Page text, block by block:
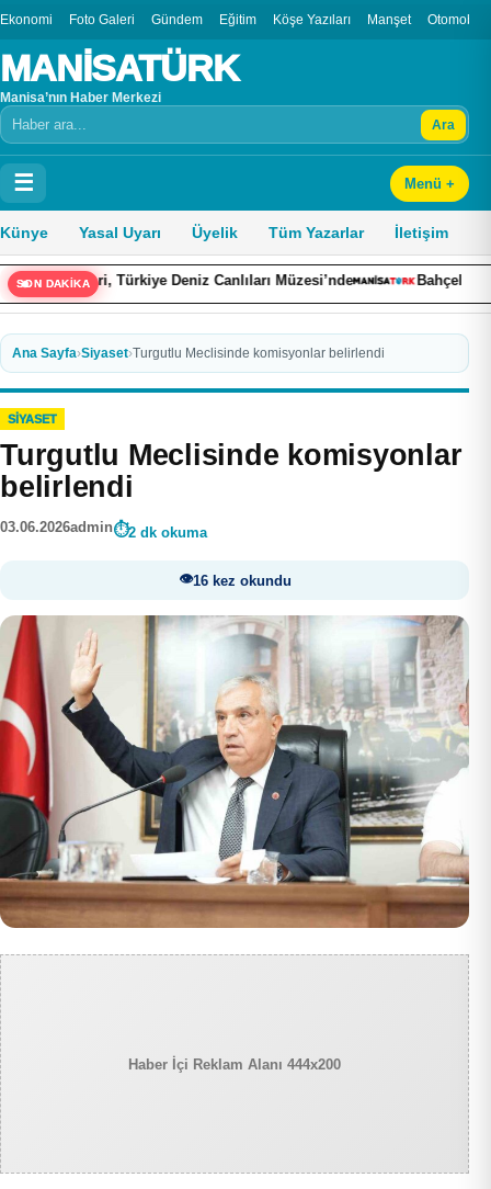
Ekonomi Foto Galeri Gündem Eğitim Köşe Yazıları Manşet Otomobil
MANİSATÜRK
Manisa’nın Haber Merkezi
Arama Ara
☰ Menü +
Künye Yasal Uyarı Üyelik Tüm Yazarlar İletişim
SON DAKİKA
Deniz Canlıları Müzesi’nde Bahçelievler’de 100 çocuğa
Ana Sayfa›Siyaset›Turgutlu Meclisinde komisyonlar belirlendi
SIYASET
Turgutlu Meclisinde komisyonlar
belirlendi
03.06.2026admin 2 dk okuma
16 kez okundu
Haber İçi Reklam Alanı 444x200